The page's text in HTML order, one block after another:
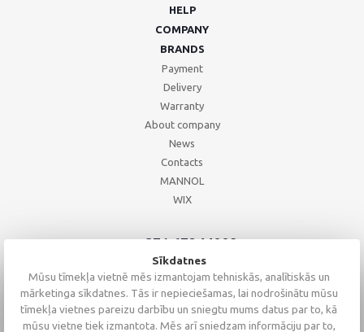
HELP
COMPANY
BRANDS
Payment
Delivery
Warranty
About company
News
Contacts
MANNOL
WIX
+371 67244008
+371 67271055
+371 26002793
Sīkdatnes
Mūsu tīmekļa vietnē mēs izmantojam tehniskās, analītiskās un
mārketinga sīkdatnes. Tās ir nepieciešamas, lai nodrošinātu mūsu
tīmekļa vietnes pareizu darbību un sniegtu mums datus par to, kā
mūsu vietne tiek izmantota. Mēs arī sniedzam informāciju par to,